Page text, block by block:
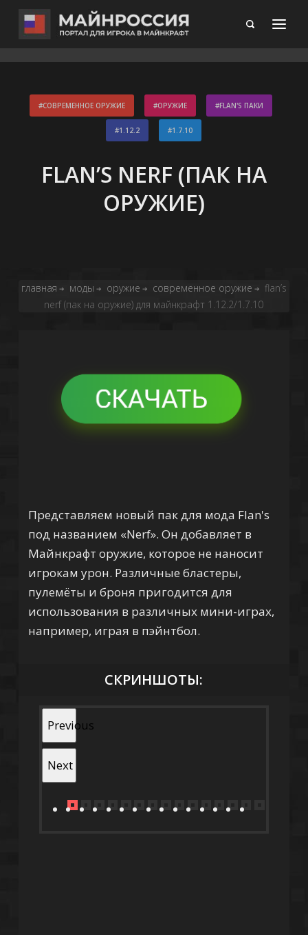
СОВРЕМЕННОЕ ОРУЖИЕ ОРУЖИЕ FLAN'S ПАКИ
1.12.2 1.7.10
FLAN’S NERF (ПАК НА
ОРУЖИЕ)
главная ➔ моды ➔ оружие ➔ современное оружие ➔
flan’s
nerf (пак на оружие) для майнкрафт 1.12.2/1.7.10
Представляем новый пак для мода Flan's
под названием «Nerf». Он добавляет в
Майнкрафт оружие, которое не наносит
игрокам урон. Различные бластеры,
пулемёты и броня пригодится для
использования в различных мини-играх,
например, играя в пэйнтбол.
СКРИНШОТЫ:
Previous
Next